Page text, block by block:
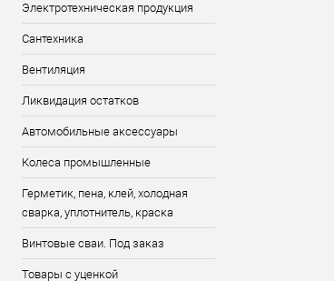
Электротехническая продукция
Сантехника
Вентиляция
Ликвидация остатков
Автомобильные аксессуары
Колеса промышленные
Герметик, пена, клей, холодная
сварка, уплотнитель, краска
Винтовые сваи. Под заказ
Товары с уценкой